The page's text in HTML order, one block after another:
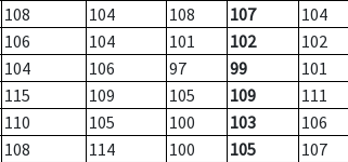
108 104 108 107
104
106 104 101 102
102
104 106 97 99
101
115 109 105 109
111
110 105 100 103
106
108 114 100 105
107